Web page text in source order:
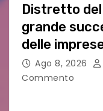
Distretto del
grande
delle
Ago 8, 2026
Commento